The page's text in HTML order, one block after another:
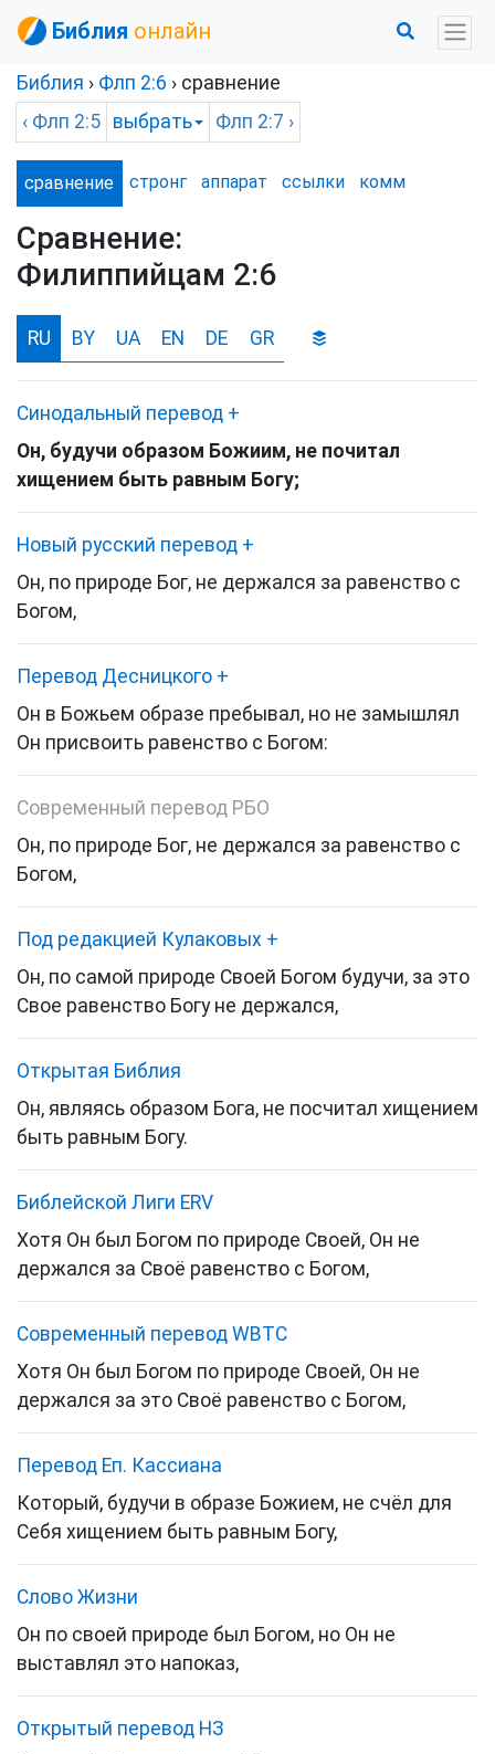
Библия онлайн
Библия › Флп 2:6 › сравнение
‹ Флп 2:5 выбрать Флп 2:7 ›
сравнение стронг аппарат ссылки комм
Сравнение:
Филиппийцам 2:6
RU BY UA EN DE GR
Синодальный перевод +
Он, будучи образом Божиим, не почитал
хищением быть равным Богу;
Новый русский перевод +
Он, по природе Бог, не держался за равенство с
Богом,
Перевод Десницкого +
Он в Божьем образе пребывал, но не замышлял
Он присвоить равенство с Богом:
Современный перевод РБО
Он, по природе Бог, не держался за равенство с
Богом,
Под редакцией Кулаковых +
Он, по самой природе Своей Богом будучи, за это
Свое равенство Богу не держался,
Открытая Библия
Он, являясь образом Бога, не посчитал хищением
быть равным Богу.
Библейской Лиги ERV
Хотя Он был Богом по природе Своей, Он не
держался за Своё равенство с Богом,
Cовременный перевод WBTC
Хотя Он был Богом по природе Своей, Он не
держался за это Своё равенство с Богом,
Перевод Еп. Кассиана
Который, будучи в образе Божием, не счёл для
Себя хищением быть равным Богу,
Слово Жизни
Он по своей природе был Богом, но Он не
выставлял это напоказ,
Открытый перевод НЗ